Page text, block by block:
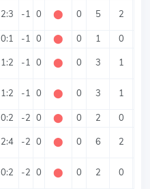
2:3 -1 0 ⬤ 0 5 2
0:1 -1 0 ⬤ 0 1 0
1:2 -1 0 ⬤ 0 3 1
1:2 -1 0 ⬤ 0 3 1
0:2 -2 0 ⬤ 0 2 0
2:4 -2 0 ⬤ 0 6 2
0:2 -2 0 ⬤ 0 2 0